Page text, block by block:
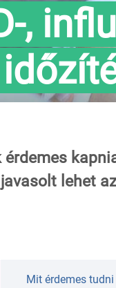
,
lehet
Mit érdemes